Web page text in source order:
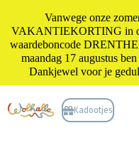
naar
de
Kadootjes
Vanwege onze
VAKANTIEKORTING in
waardeboncode
maandag 17 augustus
Dankjewel voor je